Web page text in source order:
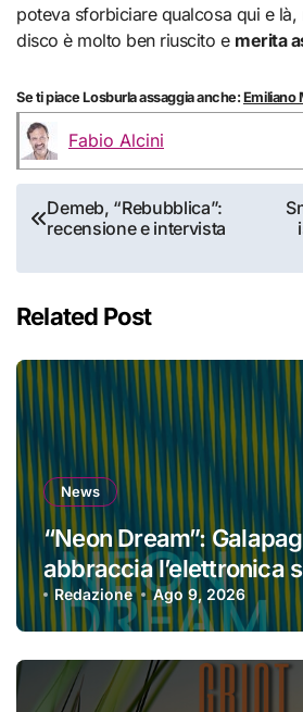
poteva sforbiciare qualcosa qui e
disco è molto ben riuscito e merita
Se ti piace Losburla assaggia anche: Emiliano
Fabio Alcini
Navigazione
articoli
Demeb, “Rebubblica”:
recensione e intervista
Related Post
News
“Neon Dream”:
abbraccia l’elettronica
perdere la propria
Redazione Ago 9, 2026